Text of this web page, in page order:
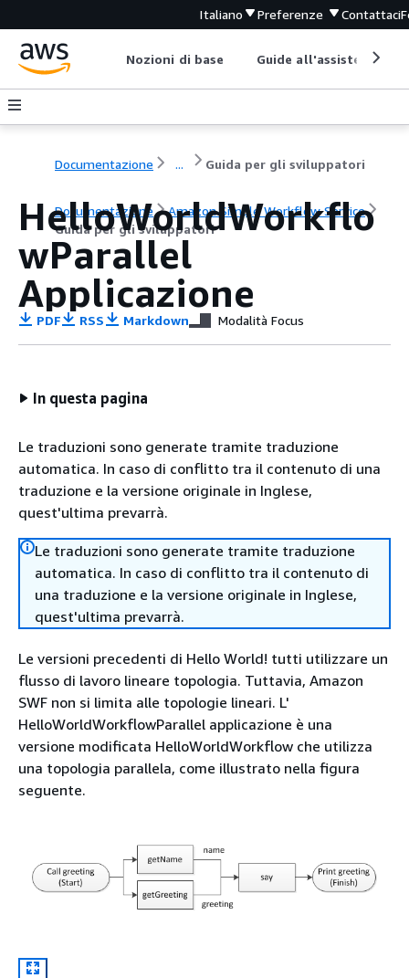
Italiano Preferenze Contattaci
Nozioni di base Guide all'assistenza
Documentazione ... Guida per gli sviluppatori
Documentazione
Amazon Simple Workflow Service
Guida per gli sviluppatori
HelloWorldWorkflo
wParallel
Applicazione
PDF RSS Markdown Modalità Focus
In questa pagina
Le traduzioni sono generate tramite traduzione
automatica. In caso di conflitto tra il contenuto di una
traduzione e la versione originale in Inglese,
quest'ultima prevarrà.
Le traduzioni sono generate tramite traduzione
automatica. In caso di conflitto tra il contenuto di
una traduzione e la versione originale in Inglese,
quest'ultima prevarrà.
Le versioni precedenti di Hello World! tutti utilizzare un
flusso di lavoro lineare topologia. Tuttavia, Amazon
SWF non si limita alle topologie lineari. L'
HelloWorldWorkflowParallel applicazione è una
versione modificata HelloWorldWorkflow che utilizza
una topologia parallela, come illustrato nella figura
seguente.